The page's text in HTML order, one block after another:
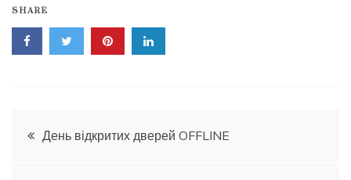
SHARE
Навігація
День відкритих дверей OFFLINE